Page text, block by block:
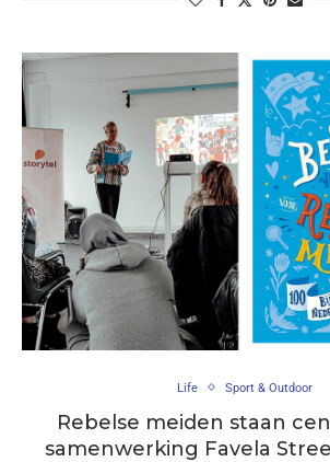
Life Sport & Outdoor
Rebelse meiden staan
samenwerking Favela